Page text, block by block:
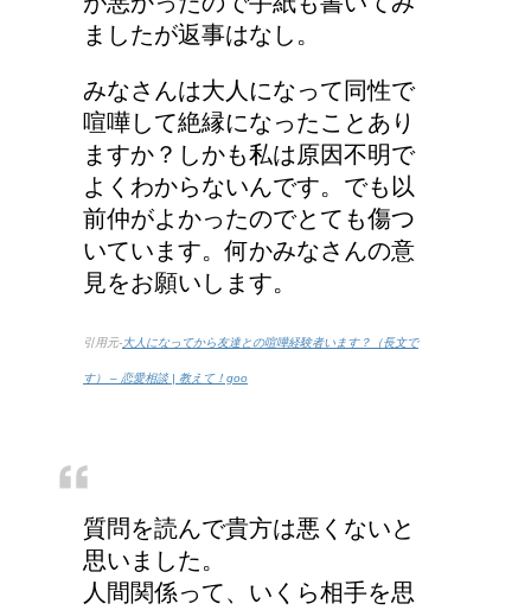
ましたが返事はなし。
みなさんは大人になって同性で
喧嘩して絶縁になったことあり
ますか？しかも私は原因不明で
よくわからないんです。でも以
前仲がよかったのでとても傷つ
いています。何かみなさんの意
見をお願いします。
引用元-大人になってから友達との喧嘩経験者います？（長文で
す） – 恋愛相談 | 教えて！goo
質問を読んで貴方は悪くないと
思いました。
人間関係って、いくら相手を思